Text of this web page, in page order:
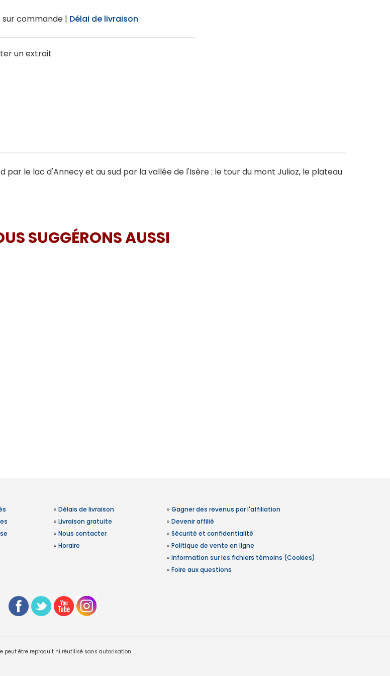
sur commande | Délai de livraison
un extrait
par le lac d'Annecy et au sud par la vallée de l'Isère : le tour du mont Julioz, le plateau
SUGGÉRONS AUSSI
» Délais de livraison
» Livraison gratuite
» Nous contacter
» Horaire
» Gagner des revenus par l'affiliation
» Devenir affilié
» Sécurité et confidentialité
» Politique de vente en ligne
» Information sur les fichiers témoins (Cookies)
» Foire aux questions
peut être reproduit ni réutilisé sans autorisation